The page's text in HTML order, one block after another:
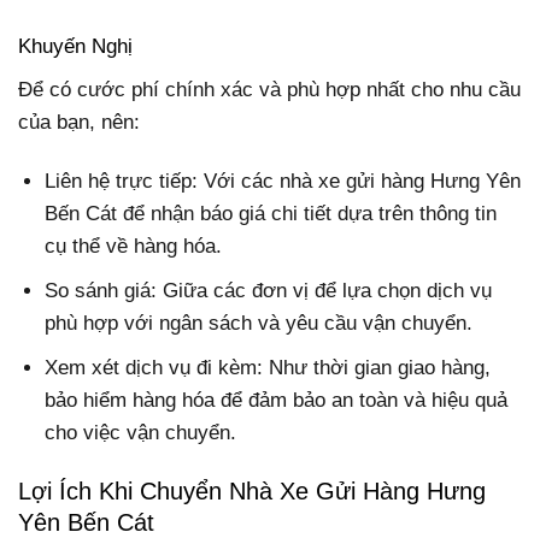
Khuyến Nghị
Để có cước phí chính xác và phù hợp nhất cho nhu cầu
của bạn, nên:
Liên hệ trực tiếp: Với các nhà xe gửi hàng Hưng Yên
Bến Cát để nhận báo giá chi tiết dựa trên thông tin
cụ thể về hàng hóa.
So sánh giá: Giữa các đơn vị để lựa chọn dịch vụ
phù hợp với ngân sách và yêu cầu vận chuyển.
Xem xét dịch vụ đi kèm: Như thời gian giao hàng,
bảo hiểm hàng hóa để đảm bảo an toàn và hiệu quả
cho việc vận chuyển.
Lợi Ích Khi Chuyển Nhà Xe Gửi Hàng Hưng
Yên Bến Cát